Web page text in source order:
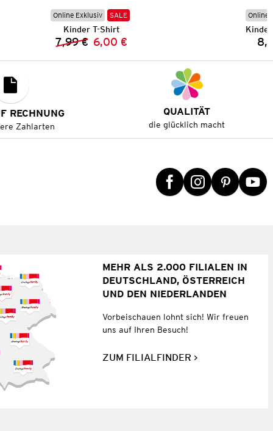
Online Exklusiv SALE
Kinder T-Shirt
Vorheriger Preis:
7,99 € Neuer Preis:
6,00 €
Online
RECHNUNG
Zahlarten
QUALITÄT
die glücklich macht
MEHR ALS 2.000 FILIALEN IN
DEUTSCHLAND, ÖSTERREICH
UND DEN NIEDERLANDEN
Vorbeischauen lohnt sich! Wir freuen
uns auf Ihren Besuch!
ZUM FILIALFINDER